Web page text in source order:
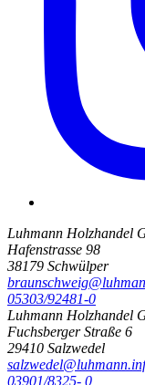
Luhmann Holzhandel
Hafenstrasse 98
38179 Schwülper
05303/92481-0
Luhmann Holzhandel
Fuchsberger Straße 6
29410 Salzwedel
03901/8325- 0